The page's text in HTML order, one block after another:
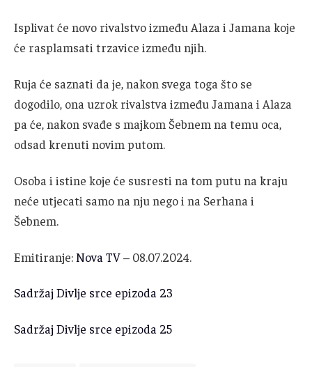
Isplivat će novo rivalstvo između Alaza i Jamana koje
će rasplamsati trzavice između njih.
Ruja će saznati da je, nakon svega toga što se
dogodilo, ona uzrok rivalstva između Jamana i Alaza
pa će, nakon svađe s majkom Šebnem na temu oca,
odsad krenuti novim putom.
Osoba i istine koje će susresti na tom putu na kraju
neće utjecati samo na nju nego i na Serhana i
Šebnem.
Emitiranje: Nova TV– 08.07.2024.
Sadržaj Divlje srce epizoda 23
Sadržaj Divlje srce epizoda 25